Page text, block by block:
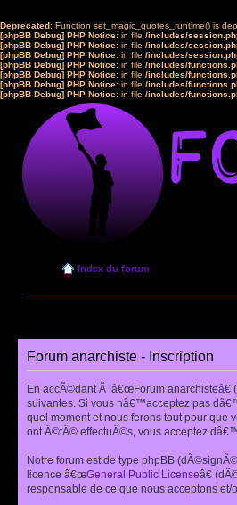
Deprecated: Function set_magic_quotes_runtime() is
[phpBB Debug] PHP Notice: in file /includes/
[phpBB Debug] PHP Notice: in file /includes/
[phpBB Debug] PHP Notice: in file /includes/
[phpBB Debug] PHP Notice: in file /includes/
[phpBB Debug] PHP Notice: in file /includes/
[phpBB Debug] PHP Notice: in file /includes/
[phpBB Debug] PHP Notice: in file /includes/
Index du forum
Forum anarchiste - Inscription
En accÃ©dant Ã â€œForum anarchisteâ€
suivantes. Si vous nâ€™acceptez pas
quel moment et nous ferons tout pour que
ont Ã©tÃ© effectuÃ©s, vous acceptez
Notre forum est de type phpBB
licence â€œGeneral Public Licenseâ€
responsable de ce que nous acceptons